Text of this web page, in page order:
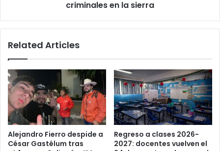
criminales en la sierra
Related Articles
Alejandro Fierro despide a
César Gastélum tras
Regreso a clases 2026-
2027: docentes vuelven el